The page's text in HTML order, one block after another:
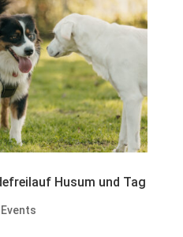
Husum und Tag
Events